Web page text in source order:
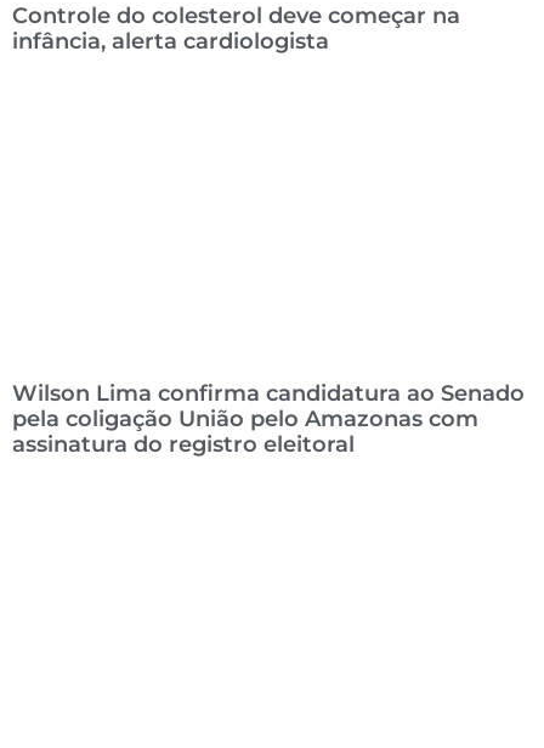
Controle do colesterol deve começar na
infância, alerta cardiologista
Wilson Lima confirma candidatura ao Senado
pela coligação União pelo Amazonas com
assinatura do registro eleitoral